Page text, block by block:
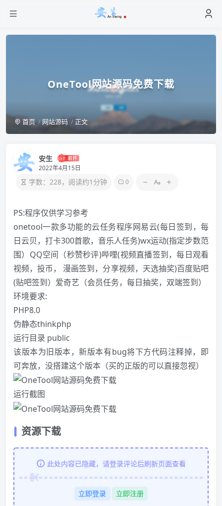
OneTool网站源码免费下载
首页 网站源码 正文
安生
2022年4月15日
字数：228，阅读约1分钟 0
PS:程序仅供学习参考
onetool一款多功能的云任务程序网易云(每日签到，每
日云贝，打卡300首歌，音乐人任务)wx运动(指定步数范
围）QQ空间（秒赞秒评)哔哩(视频直播签到，每日观看
视频，投币， 漫画签到，分享视频，天选抽奖)百度贴吧
(贴吧签到）爱奇艺（会员任务，每日抽奖，双端签到）
环境要求:
PHP8.0
伪静态thinkphp
运行目录 public
该版本为旧版本，新版本有bug将下方代码注释掉，即
可奔放，没搭建这个版本（买的正版的可以直接忽视）
运行截图
资源下载
此处内容已隐藏，请登录评论后刷新页面查看
立即登录 立即注册